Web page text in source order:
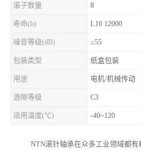
滚子数量 8
寿命(h) L10 12000
噪音等级(dB) ≤55
包装类型 纸盒包装
用途 电机/机械传动
游隙等级 C3
适用温度(℃) -40~120
NTN滚针轴承在众多工业领域都